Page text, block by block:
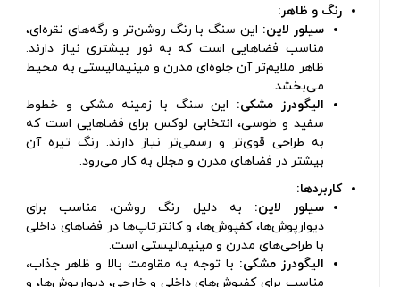
رنگ و ظاهر:
سیلور لاین: این سنگ با رنگ روشن‌تر و رگه‌های نقره‌ای،
مناسب فضاهایی است که به نور بیشتری نیاز دارند.
ظاهر ملایم‌تر آن جلوه‌ای مدرن و مینیمالیستی به محیط
می‌بخشد.
الیگودرز مشکی: این سنگ با زمینه مشکی و خطوط
سفید و طوسی، انتخابی لوکس برای فضاهایی است که
به طراحی قوی‌تر و رسمی‌تر نیاز دارند. رنگ تیره آن
بیشتر در فضاهای مدرن و مجلل به کار می‌رود.
کاربردها:
سیلور لاین: به دلیل رنگ روشن، مناسب برای
دیوارپوش‌ها، کفپوش‌ها، و کانترتاپ‌ها در فضاهای داخلی
با طراحی‌های مدرن و مینیمالیستی است.
الیگودرز مشکی: با توجه به مقاومت بالا و ظاهر جذاب،
مناسب برای کفپوش‌های داخلی و خارجی، دیوارپوش‌ها، و